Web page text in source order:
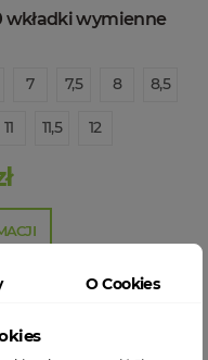
wkładki wymienne
7 7,5 8 8,5
11 11,5 12
O Cookies